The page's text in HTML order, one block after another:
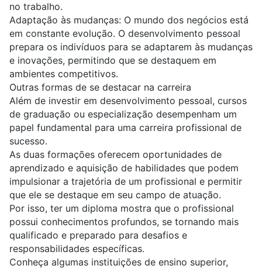
no trabalho.
Adaptação às mudanças: O mundo dos negócios está
em constante evolução. O desenvolvimento pessoal
prepara os indivíduos para se adaptarem às mudanças
e inovações, permitindo que se destaquem em
ambientes competitivos.
Outras formas de se destacar na carreira
Além de investir em desenvolvimento pessoal, cursos
de graduação ou especialização desempenham um
papel fundamental para uma carreira profissional de
sucesso.
As duas formações oferecem oportunidades de
aprendizado e aquisição de habilidades que podem
impulsionar a trajetória de um profissional e permitir
que ele se destaque em seu campo de atuação.
Por isso, ter um diploma mostra que o profissional
possui conhecimentos profundos, se tornando mais
qualificado e preparado para desafios e
responsabilidades específicas.
Conheça algumas instituições de ensino superior,